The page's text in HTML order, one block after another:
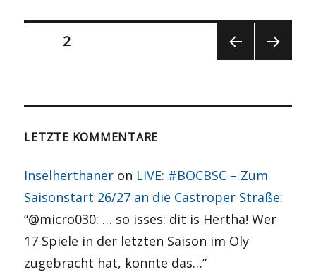
Seitennummerierung
Beiträge
SEITE
2
LETZTE KOMMENTARE
Inselherthaner on LIVE: #BOCBSC – Zum
Saisonstart 26/27 an die Castroper Straße:
“@micro030: … so isses: dit is Hertha! Wer
17 Spiele in der letzten Saison im Oly
zugebracht hat, konnte das…”